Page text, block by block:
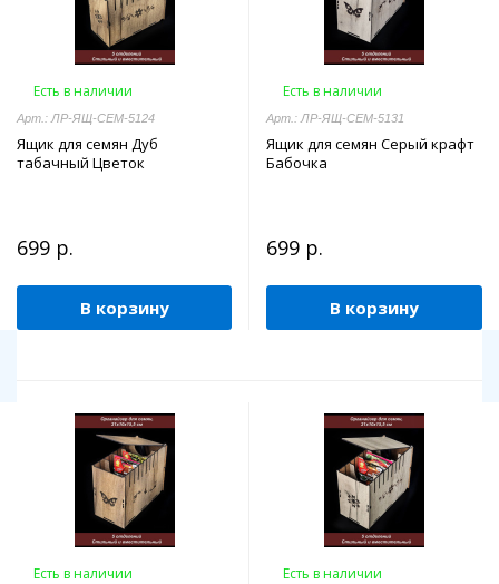
Есть в наличии
Арт.: ЛР-ЯЩ-СЕМ-5124
Ящик для семян Дуб
табачный Цветок
699 р.
В корзину
Есть в наличии
Арт.: ЛР-ЯЩ-СЕМ-5131
Ящик для семян Серый крафт
Бабочка
699 р.
В корзину
Есть в наличии Есть в наличии